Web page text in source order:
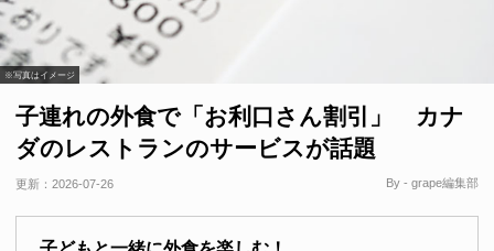
※写真はイメージ
子連れの外食で「お利口さん割引」 カナ
ダのレストランのサービスが話題
更新： 2026-07-26 By - grape編集部